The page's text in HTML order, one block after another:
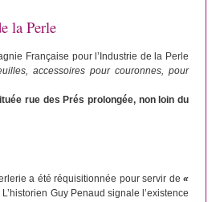
la Perle
Française pour l’Industrie de la Perle
accessoires pour couronnes, pour
rue des Prés prolongée, non loin du
a été réquisitionnée pour servir de«
Guy Penaud signale l’existence